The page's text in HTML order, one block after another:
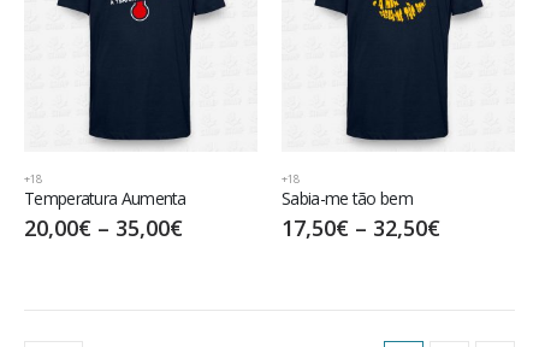
+18
Temperatura Aumenta
20,00€ – 35,00€
+18
Sabia-me tão bem
17,50€ – 32,50€